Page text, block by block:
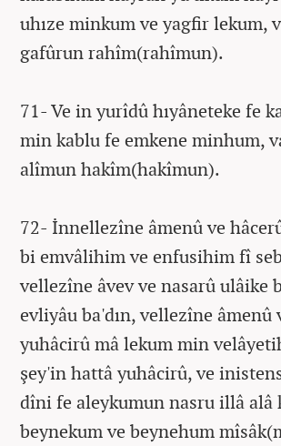
uhıze minkum ve yagfir lekum,
gafûrun rahîm(rahîmun).
71- Ve in yurîdû hıyâneteke fe
min kablu fe emkene minhum,
alîmun hakîm(hakîmun).
72- İnnellezîne âmenû ve
bi emvâlihim ve enfusihim fî
vellezîne âvev ve nasarû ulâike
evliyâu ba'dın, vellezîne âmenû
yuhâcirû mâ lekum min
şey'in hattâ yuhâcirû, ve
dîni fe aleykumun nasru illâ alâ
beynekum ve beynehum